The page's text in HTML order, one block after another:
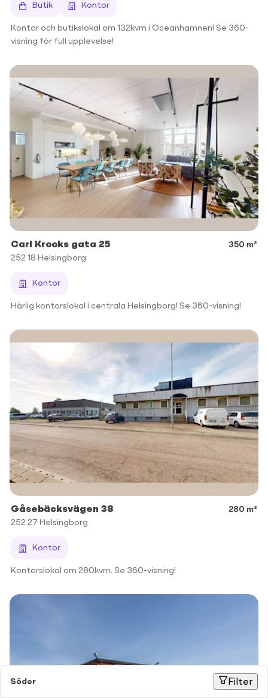
Butik Kontor
Kontor och butikslokal om 132kvm i Oceanhamnen! Se 360-
visning för full upplevelse!
Carl Krooks gata 25
350 m²
252 18 Helsingborg
Kontor
Härlig kontorslokal i centrala Helsingborg! Se 360-visning!
Gåsebäcksvägen 38
280 m²
252 27 Helsingborg
Kontor
Kontorslokal om 280kvm. Se 360-visning!
Söder Filter